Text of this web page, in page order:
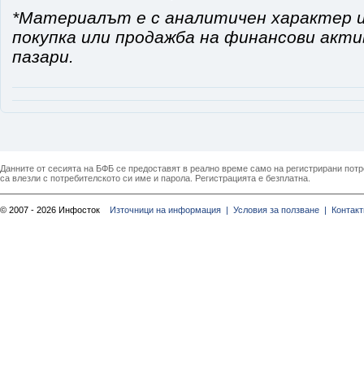
*Материалът е с аналитичен характер
покупка или продажба на финансови
пазари.
Данните от сесията на БФБ се предоставят в реално време само на регистрирани
са влезли с потребителското си име и парола. Регистрацията е безплатна.
© 2007 - 2026 Инфосток Източници на информация | Условия за ползване |